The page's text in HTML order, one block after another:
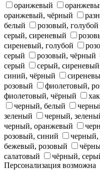
оранжевый
оранжевый, чёрный
белый
розовый, голубой
серый, сиреневый
сиреневый, голубой
серый
розовый, чёрный
серый
серый, сиреневый
синий, чёрный
розовый
фиолетовый,
фиолетовый, чёрный
черный, белый
зеленый
черный,
черный, оранжевый
розовый, синий
черный,
бежевый, розовый
салатовый
чёрный,
Персонализация возможна